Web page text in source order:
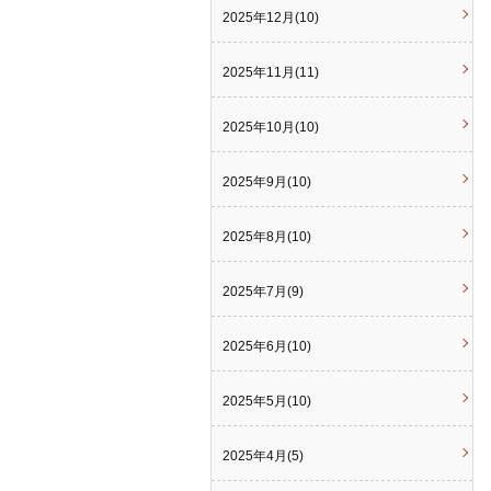
2025年12月(10)
2025年11月(11)
2025年10月(10)
2025年9月(10)
2025年8月(10)
2025年7月(9)
2025年6月(10)
2025年5月(10)
2025年4月(5)